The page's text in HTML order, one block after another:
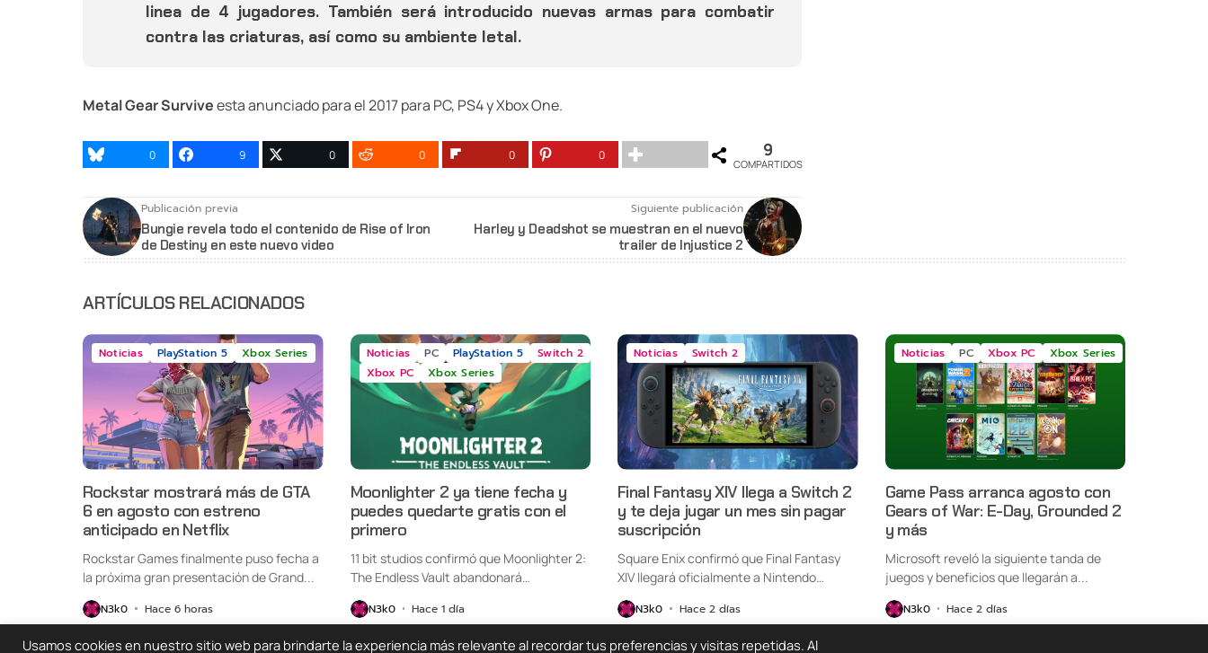
linea de 4 jugadores. También será introducido nuevas armas para combatir
contra las criaturas, así como su ambiente letal.
Metal Gear Surviveesta anunciado para el 2017 para PC, PS4 y Xbox One.
0 9 0 0 0 0 9
COMPARTIDOS
Publicación previa
Bungie revela todo el contenido de Rise of Iron
de Destiny en este nuevo video
Siguiente publicación
Harley y Deadshot se muestran en el nuevo
trailer de Injustice 2
ARTÍCULOS RELACIONADOS
Noticias PlayStation 5 Xbox Series
Rockstar mostrará más de GTA
6 en agosto con estreno
anticipado en Netflix
Rockstar Games finalmente puso fecha a
la próxima gran presentación de Grand...
N3k0 Hace 6 horas
Noticias PC PlayStation 5
Switch 2
Xbox PC
Xbox Series
Moonlighter 2 ya tiene fecha y
puedes quedarte gratis con el
primero
11 bit studios confirmó que Moonlighter 2:
The Endless Vault abandonará
N3k0 Hace 1 día
Noticias Switch 2
Final Fantasy XIV llega a Switch 2
y te deja jugar un mes sin pagar
suscripción
Square Enix confirmó que Final Fantasy
XIV llegará oficialmente a Nintendo
N3k0 Hace 2 días
Noticias PC Xbox PC Xbox Series
Game Pass arranca agosto con
Gears of War: E-Day, Grounded 2
y más
Microsoft reveló la siguiente tanda de
juegos y beneficios que llegarán a...
N3k0 Hace 2 días
Usamos cookies en nuestro sitio web para brindarte la experiencia más relevante al recordar tus preferencias y visitas repetidas. Al